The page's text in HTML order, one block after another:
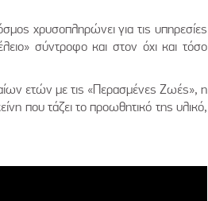
χρυσοπληρώνει για τις υπηρεσίες
σύντροφο και στον όχι και τόσο
ετών με τις «Περασμένες Ζωές», η
που τάζει το προωθητικό της υλικό,